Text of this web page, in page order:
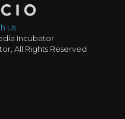
Us
Incubator
All Rights Reserved